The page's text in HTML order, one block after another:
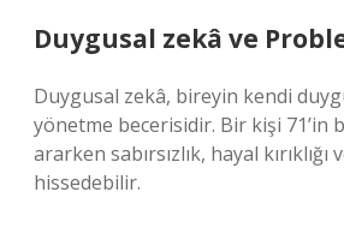
Duygusal zekâ ve
Duygusal zekâ, bireyin kendi
yönetme becerisidir. Bir kişi 71’in
ararken sabırsızlık, hayal kırıklığı
hissedebilir.